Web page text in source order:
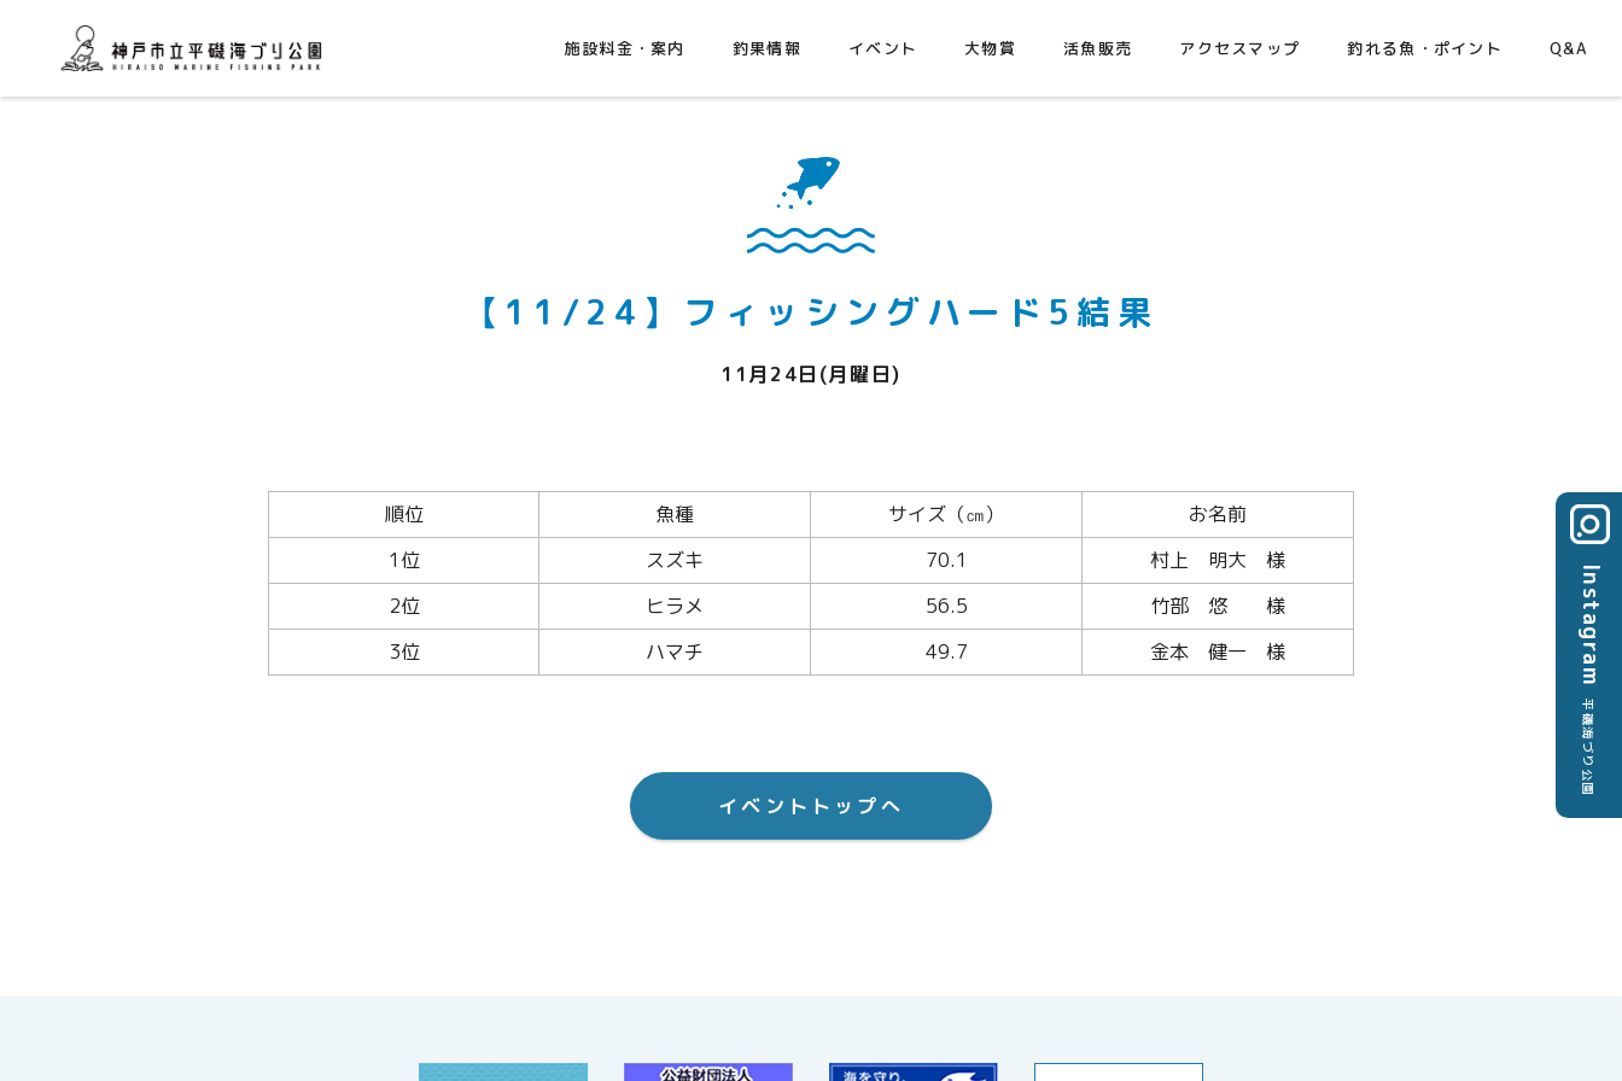
施設料金・案内 釣果情報 イベント 大物賞 活魚販売 アクセスマップ 釣れる魚・ポイント Q&A
【11/24】フィッシングハード5結果
11月24日(月曜日)
順位 魚種 サイズ（㎝）
お名前
1位
スズキ 70.1
村上 明大 様
2位
ヒラメ 56.5
竹部 悠 様
3位
ハマチ 49.7 金本 健一 様
イベントトップへ
Instagram
平磯海づり公園